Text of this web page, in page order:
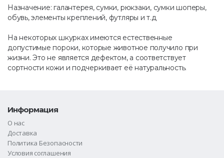
Назначение: галантерея, сумки, рюкзаки, сумки шоперы,
обувь, элементы креплений, футляры и т.д
На некоторых шкурках имеются естественные
допустимые пороки, которые животное получило при
жизни. Это не является дефектом, а соответствует
сортности кожи и подчеркивает её натуральность.
Информация
О нас
Доставка
Политика Безопасности
Условия соглашения